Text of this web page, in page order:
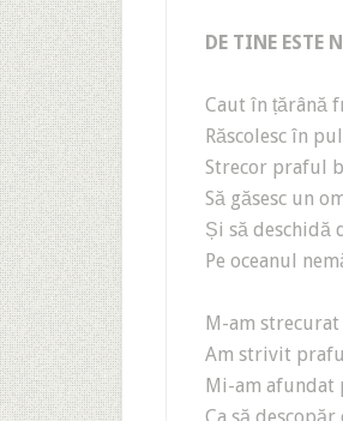
DE TINE ESTE
Caut în țărână
Răscolesc în
Strecor praful
Să găsesc un
Și să deschidă
Pe oceanul
M-am
Am strivit
Mi-am